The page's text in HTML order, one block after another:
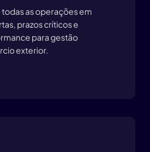
as operações em
prazos críticos e
para gestão
exterior.